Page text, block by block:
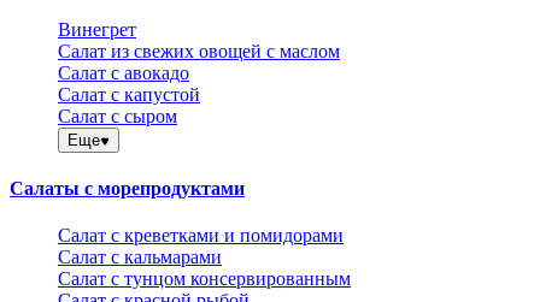
Винегрет
Салат из свежих овощей с маслом
Салат с авокадо
Салат с капустой
Салат с сыром
Еще
Салаты с морепродуктами
Салат с креветками и помидорами
Салат с кальмарами
Салат с тунцом консервированным